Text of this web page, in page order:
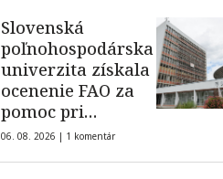
Slovenská
poľnohospodárska
univerzita získala
ocenenie FAO za
pomoc pri
budovaní
06. 08. 2026 | 1 komentár